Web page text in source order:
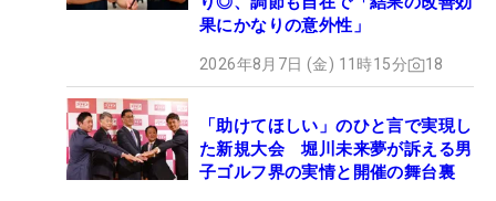
果にかなりの意外性」
2026年8月7日 (金) 11時15分 18
「助けてほしい」のひと言で実現し
た新規大会 堀川未来夢が訴える男
子ゴルフ界の実情と開催の舞台裏